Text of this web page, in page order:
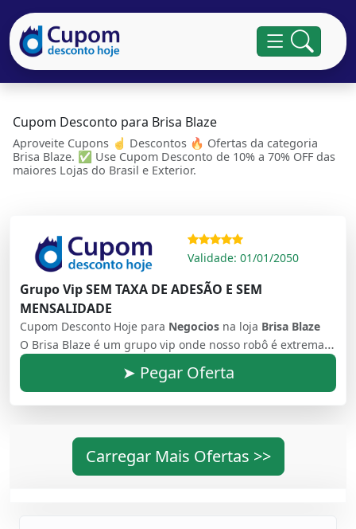
Cupom Desconto para Brisa Blaze
Aproveite Cupons ☝ Descontos 🔥 Ofertas da categoria
Brisa Blaze. ✅ Use Cupom Desconto de 10% a 70% OFF das
maiores Lojas do Brasil e Exterior.
Validade: 01/01/2050
Grupo Vip SEM TAXA DE ADESÃO E SEM
MENSALIDADE
Cupom Desconto Hoje para Negocios na loja Brisa Blaze
O Brisa Blaze é um grupo vip onde nosso robô é extremamente assertivo em enviar sinais do jogo "Double" na plataforma Blaze online, nosso robô que detêm uma tecnologia de ponta que ajuda a pessoas a ganharam dinheiro através do conhecimento e das sugestões e da probalidade. Você terá acesso as video aulas passo a passo sobre como operar Blaze, qual empresa utilizar, como se cadastrar e ainda entrará no nosso grupo. -> Acesso a mais de 1000 Sinais por dia -> Aulas passo a passo para você aprender a ganhar dinheiro -> +90% de assertividade nos sinais -> Suporte de Segunda a Sábado 8h as 18h Instagram: @brisablaze_
➤ Pegar Oferta
Carregar Mais Ofertas >>